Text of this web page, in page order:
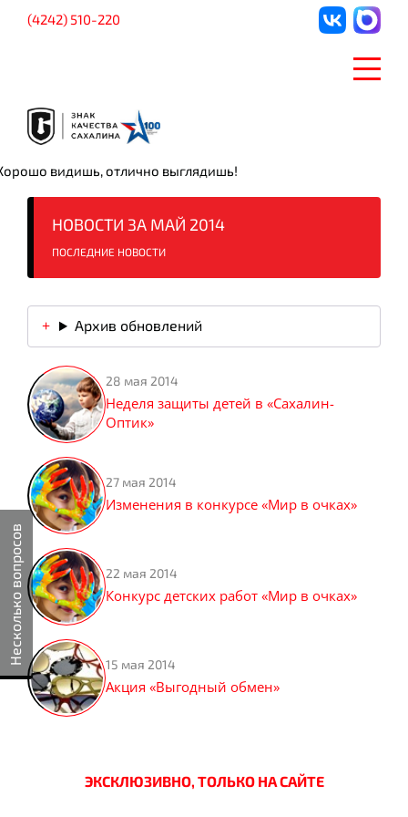
Несколько вопросов
видишь, отлично выглядишь!
(4242) 510-220
НОВОСТИ ЗА МАЙ 2014
ПОСЛЕДНИЕ НОВОСТИ
Архив обновлений
28 мая 2014
Неделя защиты детей в «Сахалин-
Оптик»
27 мая 2014
Изменения в конкурсе «Мир в очках»
22 мая 2014
Конкурс детских работ «Мир в очках»
15 мая 2014
Акция «Выгодный обмен»
ЭКСКЛЮЗИВНО, ТОЛЬКО НА САЙТЕ